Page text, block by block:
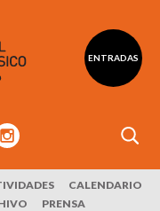
ENTRADAS
CALENDARIO
PRENSA